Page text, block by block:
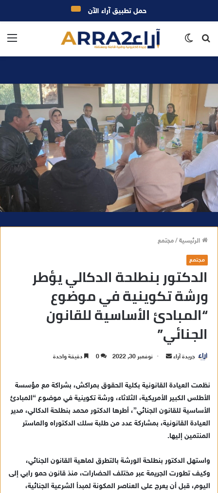
بحث
الرئيسية/مجتمع
مجتمع
الدكتور بنطلحة الدكالي يؤطر
ورشة تكوينية في موضوع
“المبادئ الأساسية للقانون
الجنائي”
جريدة آراء
ر
ي
إ
ك
نوفمبر 30, 2022 0 دقيقة واحدة
نظمت العيادة القانونية بكلية الحقوق بمراكش، بشراكة مع مؤسسة
الأطلس الكبير الأمريكية، الثلاثاء، ورشة تكوينية في موضوع “المبادئ
الأساسية للقانون الجنائي”، أطرها الدكتور محمد بنطلحة الدكالي، مدير
العيادة القانونية، بمشاركة عدد من طلبة سلك الدكتوراه والماستر
المنتمين إليها.
واستهل الدكتور بنطلحة الورشة بالتطرق لماهية القانون الجنائي،
وكيف تطورت الجريمة عبر مختلف الحضارات، منذ قانون حمو رابي إلى
اليوم، قبل أن يعرج على العناصر المكونة لمبدأ الشرعية الجنائية،
حمل تطبيق آراء الآن